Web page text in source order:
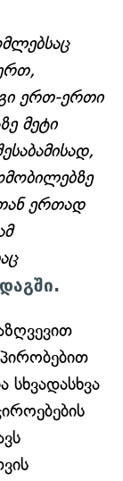
ერთ-ერთი
მეტი
ერთად
სხვადასხვა